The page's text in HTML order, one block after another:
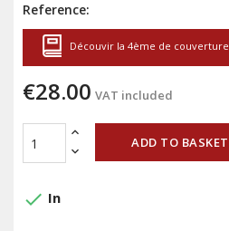
Reference:
Découvir la 4ème de couverture
€28.00 VAT included
ADD TO BASKET
done In